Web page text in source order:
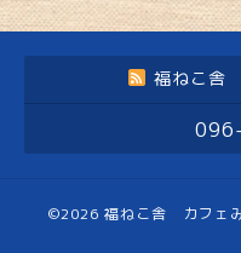
福ねこ舎
©2026 福ねこ舎 カフェ